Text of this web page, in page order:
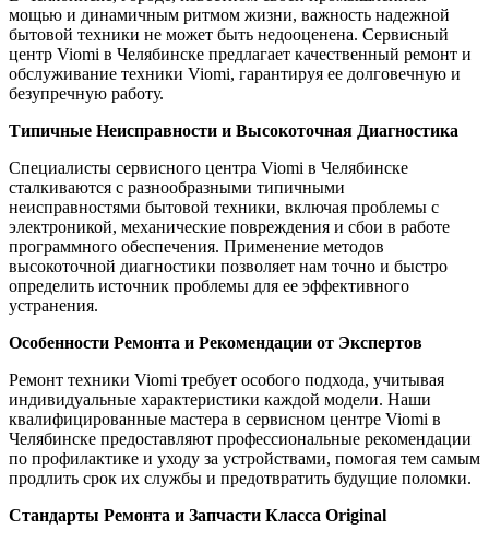
мощью и динамичным ритмом жизни, важность надежной
бытовой техники не может быть недооценена. Сервисный
центр Viomi в Челябинске предлагает качественный ремонт и
обслуживание техники Viomi, гарантируя ее долговечную и
безупречную работу.
Типичные Неисправности и Высокоточная Диагностика
Специалисты сервисного центра Viomi в Челябинске
сталкиваются с разнообразными типичными
неисправностями бытовой техники, включая проблемы с
электроникой, механические повреждения и сбои в работе
программного обеспечения. Применение методов
высокоточной диагностики позволяет нам точно и быстро
определить источник проблемы для ее эффективного
устранения.
Особенности Ремонта и Рекомендации от Экспертов
Ремонт техники Viomi требует особого подхода, учитывая
индивидуальные характеристики каждой модели. Наши
квалифицированные мастера в сервисном центре Viomi в
Челябинске предоставляют профессиональные рекомендации
по профилактике и уходу за устройствами, помогая тем самым
продлить срок их службы и предотвратить будущие поломки.
Стандарты Ремонта и Запчасти Класса Original